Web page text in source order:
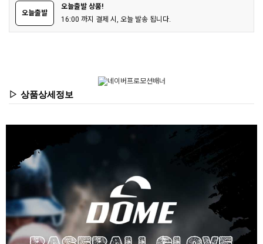
오늘출발
오늘출발 상품!
16:00 까지 결제 시, 오늘 발송 됩니다.
▷ 상품상세정보